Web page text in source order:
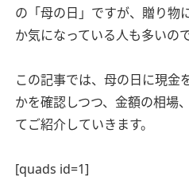
の「母の日」ですが、贈り物
か気になっている人も多いの
この記事では、母の日に現金
かを確認しつつ、金額の相場
てご紹介していきます。
[quads id=1]